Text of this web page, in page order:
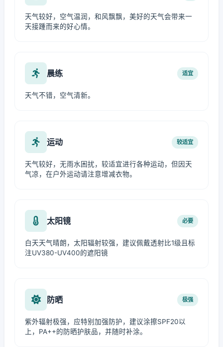
天气较好，空气温润，和风飘飘，美好的天气会带来一
天接踵而来的好心情。
晨练 适宜
天气不错，空气清新。
运动 较适宜
天气较好，无雨水困扰，较适宜进行各种运动，但因天
气凉，在户外运动请注意增减衣物。
太阳镜 必要
白天天气晴朗，太阳辐射较强，建议佩戴透射比1级且标
注UV380-UV400的遮阳镜
防晒 极强
紫外辐射极强，应特别加强防护，建议涂擦SPF20以
上，PA++的防晒护肤品，并随时补涂。